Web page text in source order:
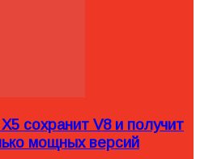
сохранит V8 и получит
мощных версий